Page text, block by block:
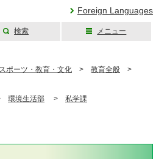
Foreign Languages
検索 メニュー
スポーツ・教育・文化 > 教育全般 >
環境生活部 > 私学課